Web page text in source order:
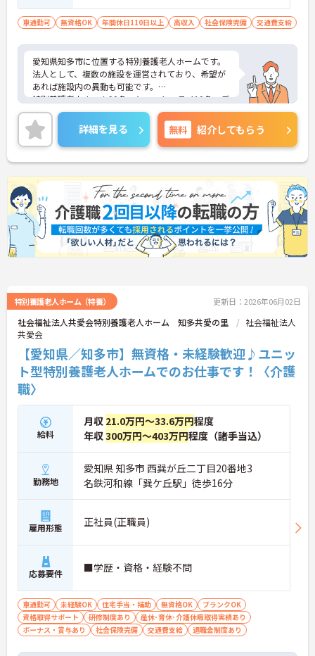
車通勤可 無資格OK 年間休日110日以上 高収入 社会保険完備 交通費支給
愛知県知多市に位置する特別養護老人ホームです。
法人として、複数の施設を運営されており、希望が
あれば施設内の異動も可能です。
特別養護老人ホーム90名、ショートステイ10名、デ
イサービス25名の定員の施設となっております。
施設未経験の方でも活躍できるよう、先輩職員にし
っかりフォローして頂けます★
詳細を見る 無料 紹介してもらう
特別養護老人ホーム（特養） 更新日：2026年06月02日
社会福祉法人共愛会特別養護老人ホーム 知多共愛の里
社会福祉法人
共愛会
【愛知県／知多市】無資格・未経験歓迎♪ユニッ
ト型特別養護老人ホームでのお仕事です！〈介護
職〉
給料
月収 21.0万円～33.6万円程度
年収300万円～403万円程度（諸手当込）
勤務地
愛知県 知多市 西巽が丘二丁目20番地3
名鉄河和線「巽ケ丘駅」徒歩16分
雇用形態 正社員(正職員)
応募要件 ■学歴・資格・経験不問
車通勤可 未経験OK 住宅手当・補助 無資格OK
ブランクOK
資格取得サポート
研修制度あり
産休･育休･介護休暇取得実績あり
ボーナス・賞与あり
社会保険完備 交通費支給 退職金制度あり